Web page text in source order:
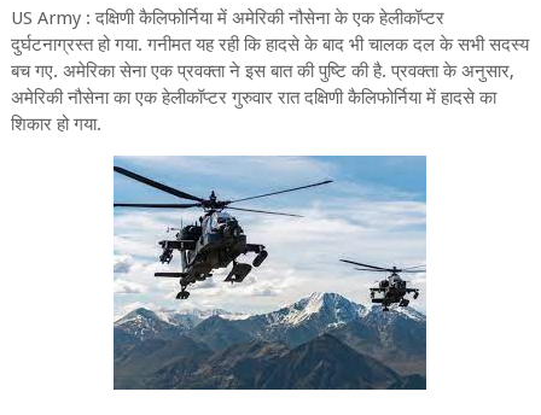
US Army : दक्षिणी कैलिफोर्निया में अमेरिकी नौसेना के एक हेलीकॉप्टर
दुर्घटनाग्रस्त हो गया. गनीमत यह रही कि हादसे के बाद भी चालक दल के सभी सदस्य
बच गए. अमेरिका सेना एक प्रवक्ता ने इस बात की पुष्टि की है. प्रवक्ता के अनुसार,
अमेरिकी नौसेना का एक हेलीकॉप्टर गुरुवार रात दक्षिणी कैलिफोर्निया में हादसे का
शिकार हो गया.